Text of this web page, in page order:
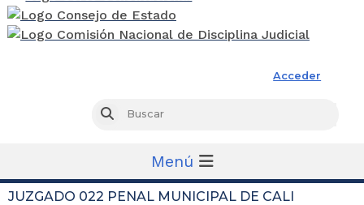
Acceder
Buscar
Menú
JUZGADO 022 PENAL MUNICIPAL DE CALI